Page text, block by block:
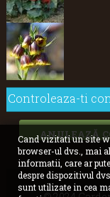
Controleaza-ti
ANULEAZĂ
Cand vizitati un site
browser-ul dvs., mai
informatii, care ar
despre dispozitivul
sunt utilizate in cea